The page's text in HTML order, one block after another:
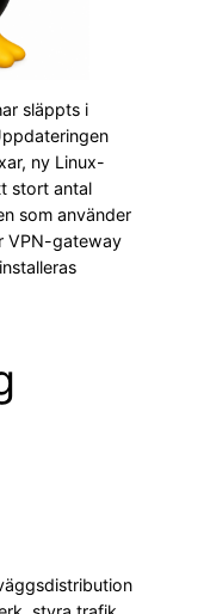
släppts i
ny Linux-
stort antal
som använder
VPN-gateway